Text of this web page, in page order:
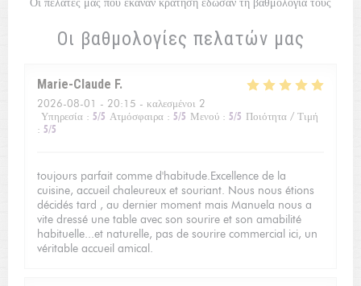
Οι βαθμολογίες πελατών μας
Marie-Claude F
2026-08-01 - 20:15 - καλεσμένοι 2
Υπηρεσία : 5/5 Ατμόσφαιρα : 5/5 Μενού : 5/5 Ποιότητα / Τιμή
: 5/5
toujours parfait comme d'habitude.Excellence de la
cuisine, accueil chaleureux et souriant. Nous nous étions
décidés tard , au dernier moment mais Manuela nous a
vite dressé une table avec son sourire et son amabilité
habituelle...et naturelle, pas de sourire commercial ici, un
véritable accueil amical.
Οι πελάτες μας που έκαναν κράτηση έδωσαν τη βαθμολογία τους